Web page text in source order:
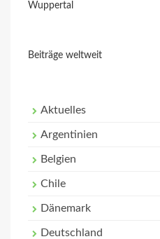
Wuppertal
Beiträge weltweit
Aktuelles
Argentinien
Belgien
Chile
Dänemark
Deutschland